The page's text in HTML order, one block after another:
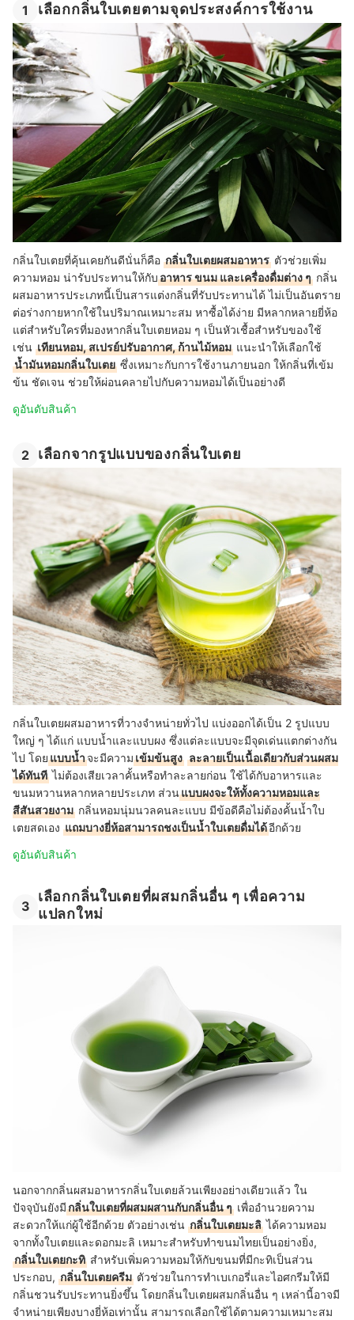
1 เลือกกลิ่นใบเตยตามจุดประสงค์การใช้งาน
กลิ่นใบเตยที่คุ้นเคยกันดีนั่นก็คือ กลิ่นใบเตยผสมอาหาร ตัวช่วยเพิ่ม
ความหอม น่ารับประทานให้กับอาหาร ขนม และเครื่องดื่มต่าง ๆ กลิ่น
ผสมอาหารประเภทนี้เป็นสารแต่งกลิ่นที่รับประทานได้ ไม่เป็นอันตราย
ต่อร่างกายหากใช้ในปริมาณเหมาะสม หาซื้อได้ง่าย มีหลากหลายยี่ห้อ
แต่สำหรับใครที่มองหากลิ่นใบเตยหอม ๆ เป็นหัวเชื้อสำหรับของใช้
เช่น เทียนหอม, สเปรย์ปรับอากาศ, ก้านไม้หอม แนะนำให้เลือกใช้
น้ำมันหอมกลิ่นใบเตย ซึ่งเหมาะกับการใช้งานภายนอก ให้กลิ่นที่เข้ม
ข้น ชัดเจน ช่วยให้ผ่อนคลายไปกับความหอมได้เป็นอย่างดี
ดูอันดับสินค้า
2 เลือกจากรูปแบบของกลิ่นใบเตย
กลิ่นใบเตยผสมอาหารที่วางจำหน่ายทั่วไป แบ่งออกได้เป็น 2 รูปแบบ
ใหญ่ ๆ ได้แก่ แบบน้ำและแบบผง ซึ่งแต่ละแบบจะมีจุดเด่นแตกต่างกัน
ไป โดยแบบน้ำจะมีความเข้มข้นสูง ละลายเป็นเนื้อเดียวกับส่วนผสม
ได้ทันที ไม่ต้องเสียเวลาคั้นหรือทำละลายก่อน ใช้ได้กับอาหารและ
ขนมหวานหลากหลายประเภท ส่วนแบบผงจะให้ทั้งความหอมและ
สีสันสวยงาม กลิ่นหอมนุ่มนวลคนละแบบ มีข้อดีคือไม่ต้องคั้นน้ำใบ
เตยสดเอง แถมบางยี่ห้อสามารถชงเป็นน้ำใบเตยดื่มได้อีกด้วย
ดูอันดับสินค้า
3
เลือกกลิ่นใบเตยที่ผสมกลิ่นอื่น ๆ เพื่อความ
แปลกใหม่
นอกจากกลิ่นผสมอาหารกลิ่นใบเตยล้วนเพียงอย่างเดียวแล้ว ใน
ปัจจุบันยังมีกลิ่นใบเตยที่ผสมผสานกับกลิ่นอื่น ๆ เพื่ออำนวยความ
สะดวกให้แก่ผู้ใช้อีกด้วย ตัวอย่างเช่น กลิ่นใบเตยมะลิ ได้ความหอม
จากทั้งใบเตยและดอกมะลิ เหมาะสำหรับทำขนมไทยเป็นอย่างยิ่ง,
กลิ่นใบเตยกะทิ สำหรับเพิ่มความหอมให้กับขนมที่มีกะทิเป็นส่วน
ประกอบ, กลิ่นใบเตยครีม ตัวช่วยในการทำเบเกอรี่และไอศกรีมให้มี
กลิ่นชวนรับประทานยิ่งขึ้น โดยกลิ่นใบเตยผสมกลิ่นอื่น ๆ เหล่านี้อาจมี
จำหน่ายเพียงบางยี่ห้อเท่านั้น สามารถเลือกใช้ได้ตามความเหมาะสม